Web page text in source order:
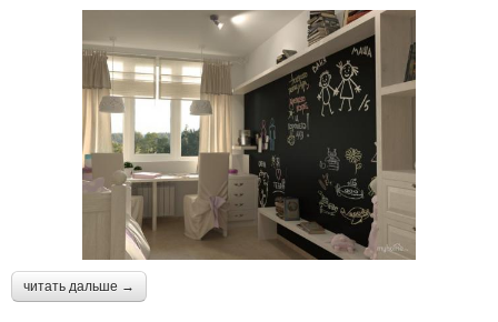
читать дальше →